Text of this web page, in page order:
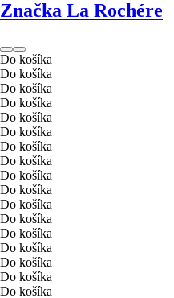
Značka La Rochére
Do košíka
Do košíka
Do košíka
Do košíka
Do košíka
Do košíka
Do košíka
Do košíka
Do košíka
Do košíka
Do košíka
Do košíka
Do košíka
Do košíka
Do košíka
Do košíka
Do košíka